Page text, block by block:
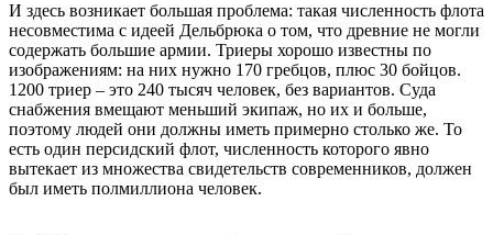
И здесь возникает большая проблема: такая численность флота
несовместима с идеей Дельбрюка о том, что древние не могли
содержать большие армии. Триеры хорошо известны по
изображениям: на них нужно 170 гребцов, плюс 30 бойцов.
1200 триер – это 240 тысяч человек, без вариантов. Суда
снабжения вмещают меньший экипаж, но их и больше,
поэтому людей они должны иметь примерно столько же. То
есть один персидский флот, численность которого явно
вытекает из множества свидетельств современников, должен
был иметь полмиллиона человек.